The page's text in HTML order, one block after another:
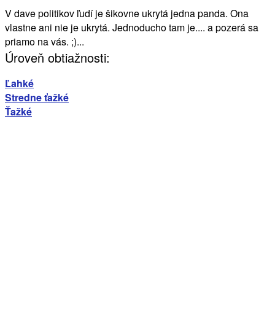
V dave politikov ľudí je šikovne ukrytá jedna panda. Ona
vlastne ani nie je ukrytá. Jednoducho tam je.... a pozerá sa
priamo na vás. ;)...
Úroveň obtiažnosti:
Ľahké
Stredne ťažké
Ťažké